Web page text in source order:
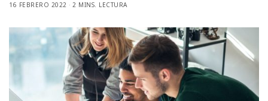
16 FEBRERO 2022
2 MINS. LECTURA